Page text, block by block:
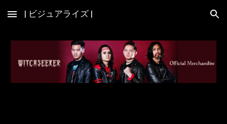
Skip to main content Skip to navigation
| ビジュアライズ |